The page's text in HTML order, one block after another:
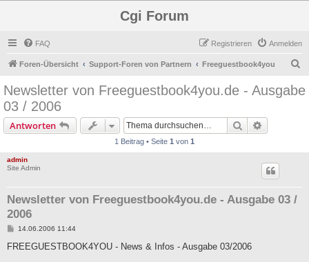
Cgi Forum
FAQ Anmelden
Registrieren
Foren-Übersicht Support-Foren von Partnern Freeguestbook4you
c
Newsletter von Freeguestbook4you.de - Ausgabe
03 / 2006
Antworten Suche
1 Beitrag • Seite 1 von 1
admin
Site Admin
Newsletter von Freeguestbook4you.de - Ausgabe 03 /
2006
B
i
14.06.2006 11:44
FREEGUESTBOOK4YOU - News & Infos - Ausgabe 03/2006